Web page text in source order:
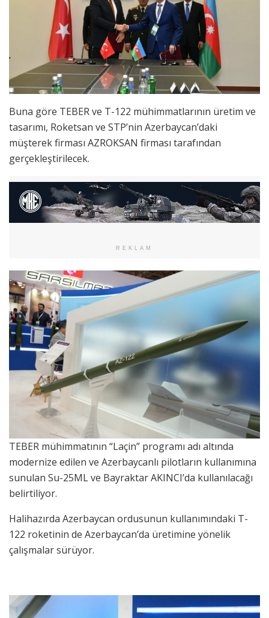
Buna göre TEBER ve T-122 mühimmatlarının üretim ve
tasarımı, Roketsan ve STP’nin Azerbaycan’daki
müşterek firması AZROKSAN firması tarafından
gerçekleştirilecek.
REKLAM
TEBER mühimmatının “Laçin” programı adı altında
modernize edilen ve Azerbaycanlı pilotların kullanımına
sunulan Su-25ML ve Bayraktar AKINCI’da kullanılacağı
belirtiliyor.
Halihazırda Azerbaycan ordusunun kullanımındaki T-
122 roketinin de Azerbaycan’da üretimine yönelik
çalışmalar sürüyor.